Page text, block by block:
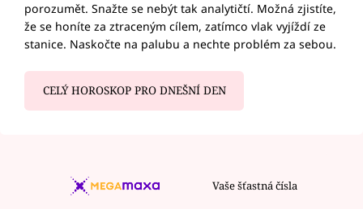
porozumět. Snažte se nebýt tak analytičtí. Možná zjistíte,
že se honíte za ztraceným cílem, zatímco vlak vyjíždí ze
stanice. Naskočte na palubu a nechte problém za sebou.
CELÝ HOROSKOP PRO DNEŠNÍ DEN
Vaše šťastná čísla